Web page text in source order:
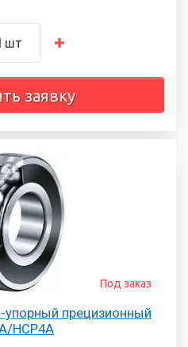
шт
заявку
прецизионный
HCP4A
Под заказ